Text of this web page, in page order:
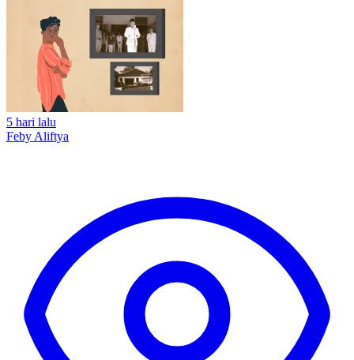
5 hari lalu
Feby Aliftya